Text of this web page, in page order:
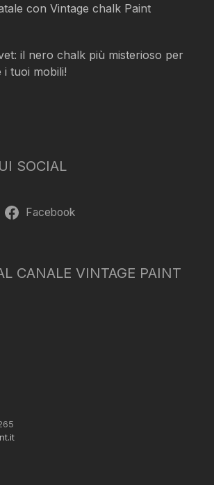
con Vintage chalk Paint
il nero chalk più misterioso per
tuoi mobili!
SOCIAL
Facebook
CANALE VINTAGE PAINT